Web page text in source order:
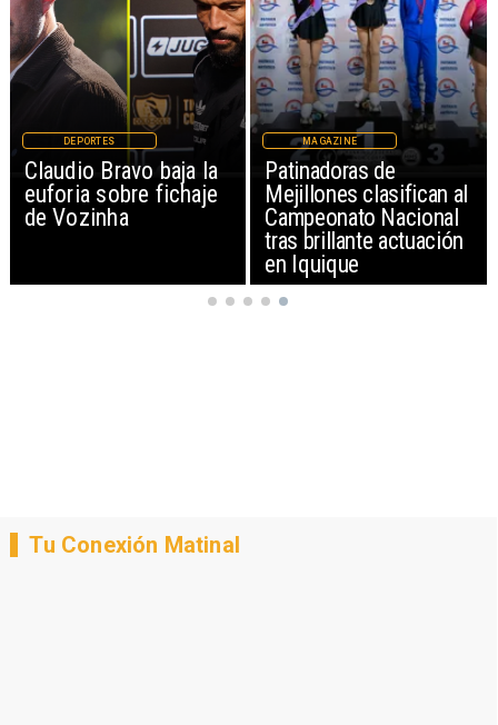
Claudio Bravo baja la
euforia sobre fichaje
de Vozinha
DEPORTES
Patinadoras de
Mejillones clasifican al
Campeonato Nacional
tras brillante actuación
en Iquique
MAGAZINE
Tu Conexión Matinal